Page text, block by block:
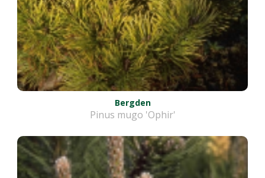
Bergden
Pinus mugo 'Ophir'